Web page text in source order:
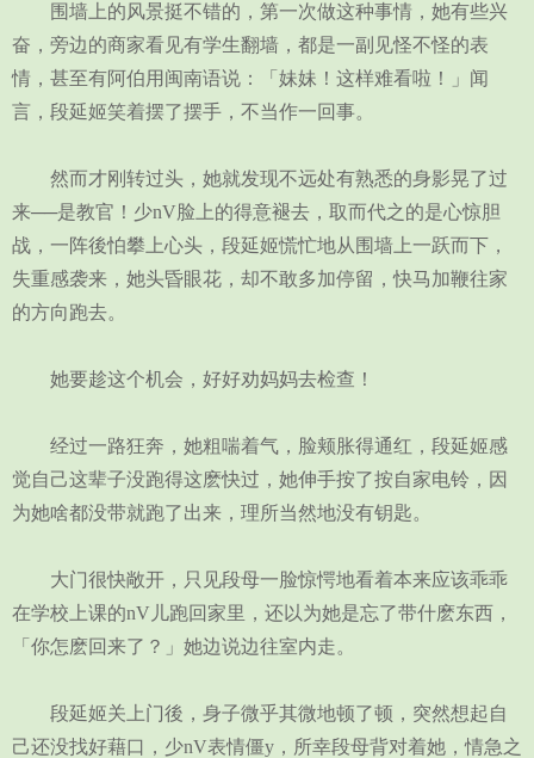
围墙上的风景挺不错的，第一次做这种事情，她有些兴
奋，旁边的商家看见有学生翻墙，都是一副见怪不怪的表
情，甚至有阿伯用闽南语说：「妹妹！这样难看啦！」闻
言，段延姬笑着摆了摆手，不当作一回事。
然而才刚转过头，她就发现不远处有熟悉的身影晃了过
来──是教官！少nV脸上的得意褪去，取而代之的是心惊胆
战，一阵後怕攀上心头，段延姬慌忙地从围墙上一跃而下，
失重感袭来，她头昏眼花，却不敢多加停留，快马加鞭往家
的方向跑去。
她要趁这个机会，好好劝妈妈去检查！
经过一路狂奔，她粗喘着气，脸颊胀得通红，段延姬感
觉自己这辈子没跑得这麽快过，她伸手按了按自家电铃，因
为她啥都没带就跑了出来，理所当然地没有钥匙。
大门很快敞开，只见段母一脸惊愕地看着本来应该乖乖
在学校上课的nV儿跑回家里，还以为她是忘了带什麽东西，
「你怎麽回来了？」她边说边往室内走。
段延姬关上门後，身子微乎其微地顿了顿，突然想起自
己还没找好藉口，少nV表情僵y，所幸段母背对着她，情急之